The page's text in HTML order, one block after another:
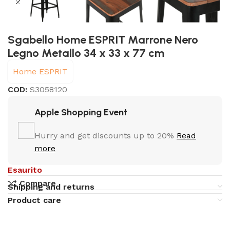
Sgabello Home ESPRIT Marrone Nero
Legno Metallo 34 x 33 x 77 cm
Home ESPRIT
COD:S3058120
Apple Shopping Event
Hurry and get discounts up to 20% Read
more
Esaurito
Compare
Shipping and returns
Product care